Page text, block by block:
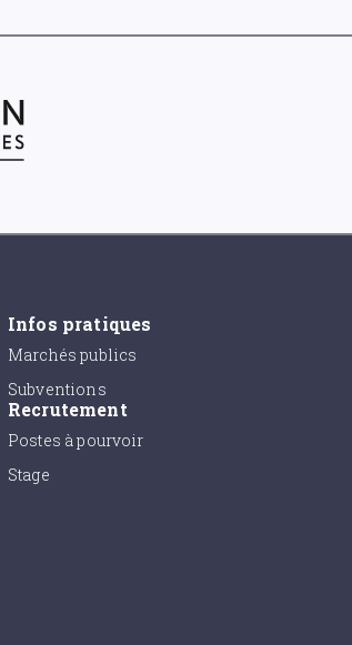
Infos pratiques
Marchés publics
Subventions
Recrutement
Postes à pourvoir
Stage